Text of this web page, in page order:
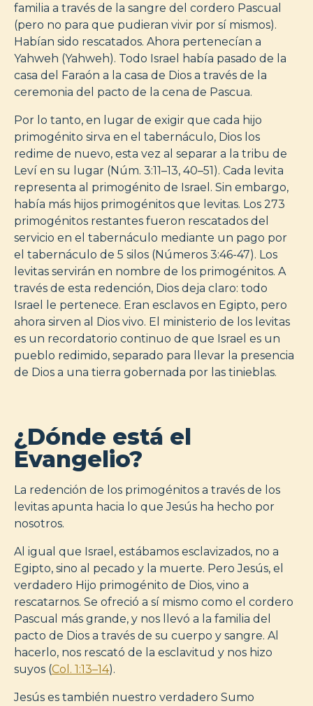
familia a través de la sangre del cordero Pascual
(pero no para que pudieran vivir por sí mismos).
Habían sido rescatados. Ahora pertenecían a
Yahweh (Yahweh). Todo Israel había pasado de la
casa del Faraón a la casa de Dios a través de la
ceremonia del pacto de la cena de Pascua.
Por lo tanto, en lugar de exigir que cada hijo
primogénito sirva en el tabernáculo, Dios los
redime de nuevo, esta vez al separar a la tribu de
Leví en su lugar (Núm. 3:11–13, 40–51). Cada levita
representa al primogénito de Israel. Sin embargo,
había más hijos primogénitos que levitas. Los 273
primogénitos restantes fueron rescatados del
servicio en el tabernáculo mediante un pago por
el tabernáculo de 5 silos (Números 3:46-47). Los
levitas servirán en nombre de los primogénitos. A
través de esta redención, Dios deja claro: todo
Israel le pertenece. Eran esclavos en Egipto, pero
ahora sirven al Dios vivo. El ministerio de los levitas
es un recordatorio continuo de que Israel es un
pueblo redimido, separado para llevar la presencia
de Dios a una tierra gobernada por las tinieblas.
¿Dónde está el
Evangelio?
La redención de los primogénitos a través de los
levitas apunta hacia lo que Jesús ha hecho por
nosotros.
Al igual que Israel, estábamos esclavizados, no a
Egipto, sino al pecado y la muerte. Pero Jesús, el
verdadero Hijo primogénito de Dios, vino a
rescatarnos. Se ofreció a sí mismo como el cordero
Pascual más grande, y nos llevó a la familia del
pacto de Dios a través de su cuerpo y sangre. Al
hacerlo, nos rescató de la esclavitud y nos hizo
suyos (Col. 1:13–14).
Jesús es también nuestro verdadero Sumo